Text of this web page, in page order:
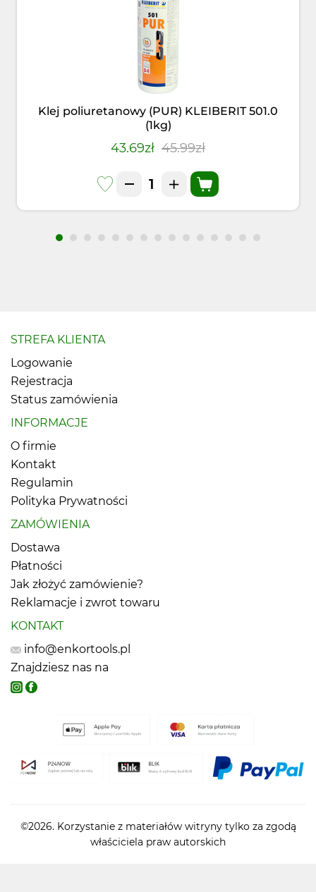
Klej poliuretanowy (PUR) KLEIBERIT 501.0
(1kg)
43.69zł 45.99zł
STREFA KLIENTA
Logowanie
Rejestracja
Status zamówienia
INFORMACJE
O firmie
Kontakt
Regulamin
Polityka Prywatności
ZAMÓWIENIA
Dostawa
Płatności
Jak złożyć zamówienie?
Reklamacje i zwrot towaru
KONTAKT
info@enkortools.pl
Znajdziesz nas na
©2026. Korzystanie z materiałów witryny tylko za zgodą
właściciela praw autorskich